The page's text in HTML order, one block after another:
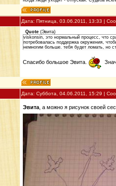
Дата: Пятница, 03.06.2011, 13:33 |
Quote (Эвита)
viskonsin, это нормальный процесс, что
потребовалась поддержка окружения,
немногим больше. тебя будет ломать, но
Спасибо большое Эвита.
Дата: Суббота, 04.06.2011, 15:29 |
Эвита , а можно я рисунок своей